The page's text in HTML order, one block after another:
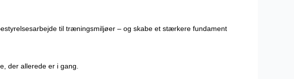
til træningsmiljøer – og skabe et stærkere fundament
der allerede er i gang.